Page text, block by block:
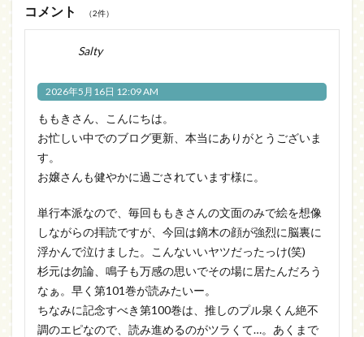
コメント （2件）
Salty
2026年5月16日 12:09 AM
ももきさん、こんにちは。
お忙しい中でのブログ更新、本当にありがとうございま
す。
お嬢さんも健やかに過ごされています様に。
単行本派なので、毎回ももきさんの文面のみで絵を想像
しながらの拝読ですが、今回は鏑木の顔が強烈に脳裏に
浮かんで泣けました。こんないいヤツだったっけ(笑)
杉元は勿論、鳴子も万感の思いでその場に居たんだろう
なぁ。早く第101巻が読みたいー。
ちなみに記念すべき第100巻は、推しのプル泉くん絶不
調のエピなので、読み進めるのがツラくて…。あくまで